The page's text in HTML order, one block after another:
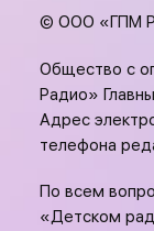
© ООО «ГПМ
Общество с
Радио»
Адрес
телефона
По всем
«Детском